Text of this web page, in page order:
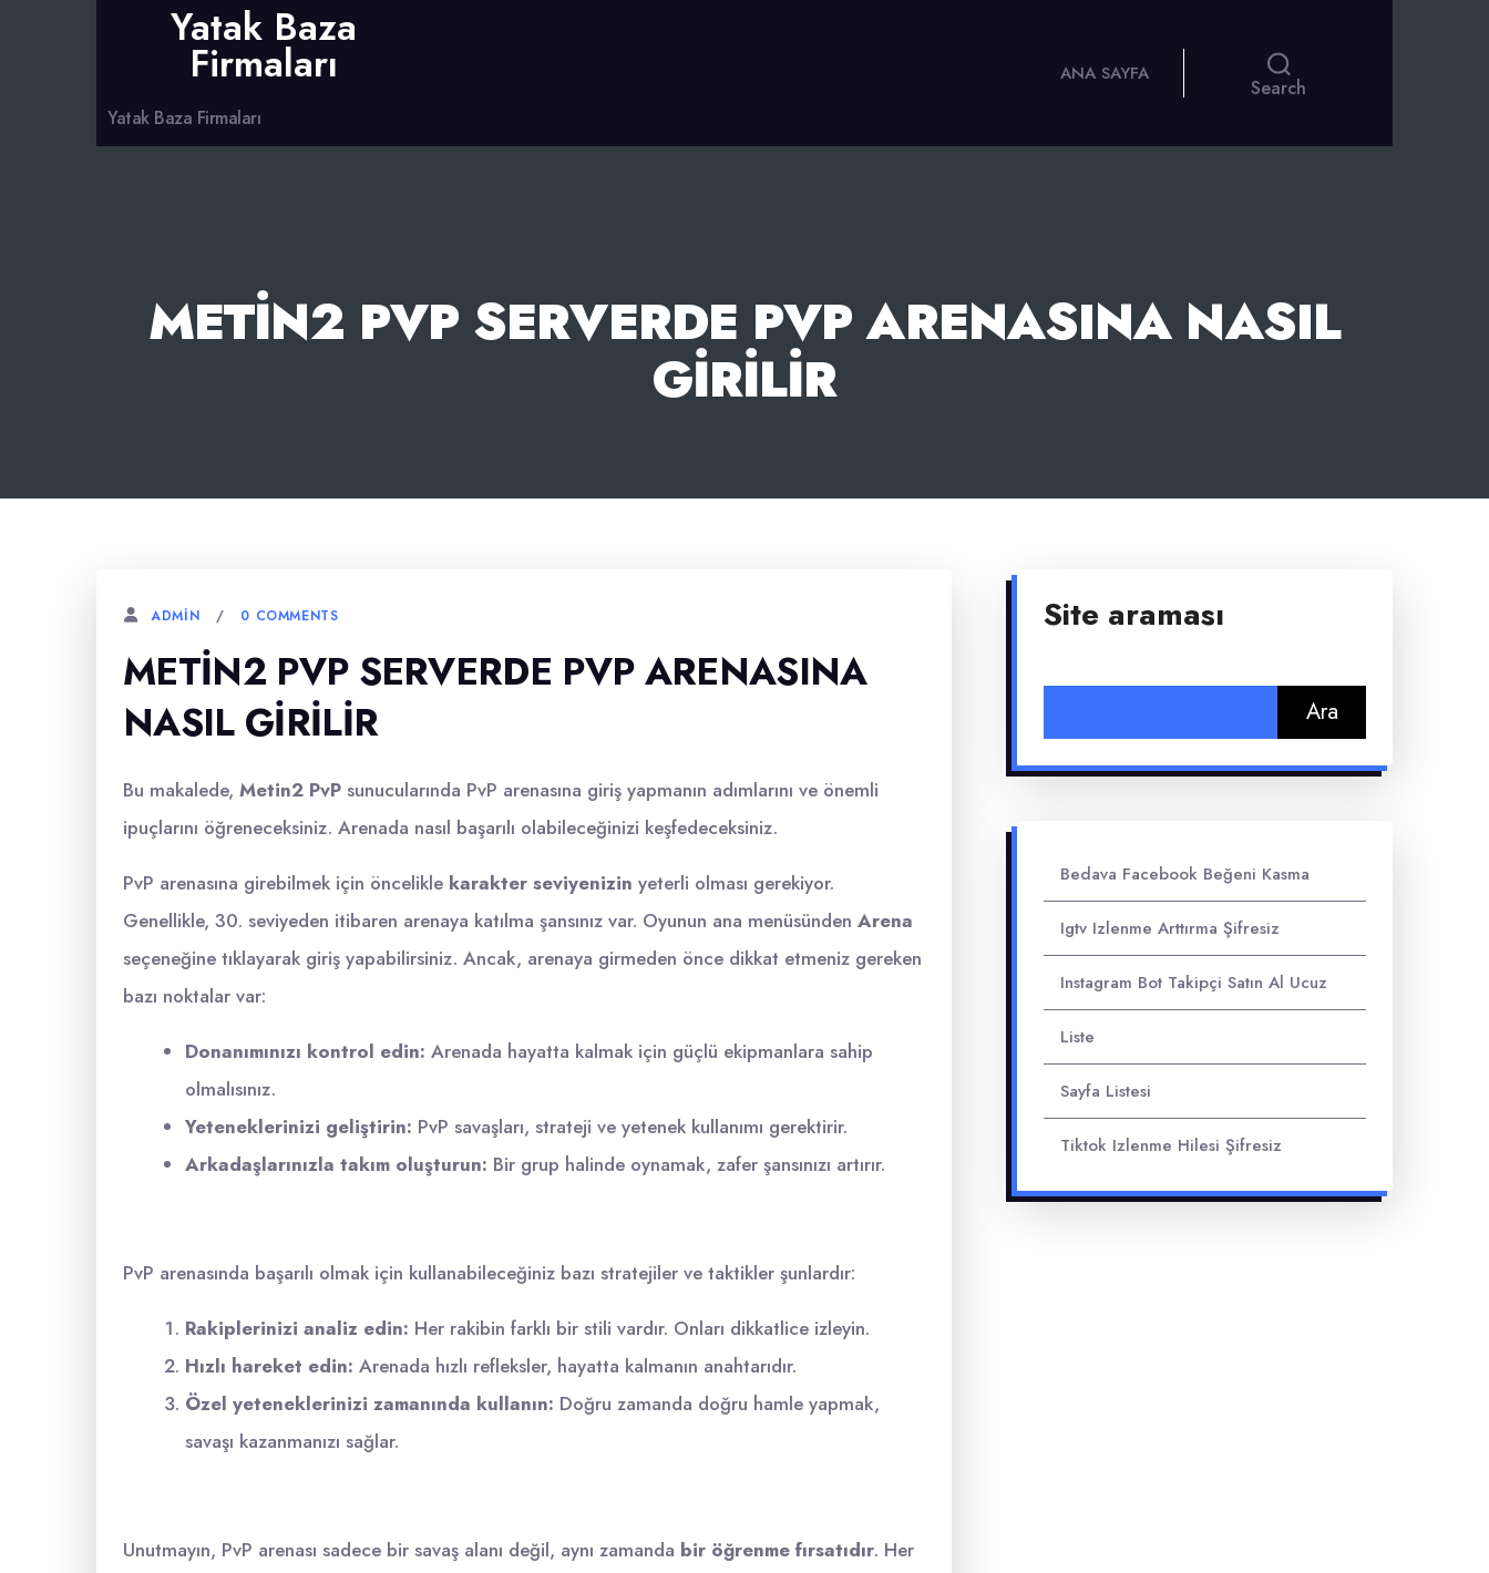
Yatak Baza
Firmaları
Yatak Baza Firmaları
ANA SAYFA
Search
METIN2 PVP SERVERDE PVP ARENASINA NASIL
GIRILIR
ADMIN 0 COMMENTS
METIN2 PVP SERVERDE PVP ARENASINA
NASIL GIRILIR
Bu makalede, Metin2 PvP sunucularında PvP arenasına giriş yapmanın adımlarını ve önemli
ipuçlarını öğreneceksiniz. Arenada nasıl başarılı olabileceğinizi keşfedeceksiniz.
PvP arenasına girebilmek için öncelikle karakter seviyenizin yeterli olması gerekiyor.
Genellikle, 30. seviyeden itibaren arenaya katılma şansınız var. Oyunun ana menüsünden Arena
seçeneğine tıklayarak giriş yapabilirsiniz. Ancak, arenaya girmeden önce dikkat etmeniz gereken
bazı noktalar var:
Donanımınızı kontrol edin: Arenada hayatta kalmak için güçlü ekipmanlara sahip
olmalısınız.
Yeteneklerinizi geliştirin: PvP savaşları, strateji ve yetenek kullanımı gerektirir.
Arkadaşlarınızla takım oluşturun: Bir grup halinde oynamak, zafer şansınızı artırır.
PvP arenasında başarılı olmak için kullanabileceğiniz bazı stratejiler ve taktikler şunlardır:
Rakiplerinizi analiz edin: Her rakibin farklı bir stili vardır. Onları dikkatlice izleyin.
Hızlı hareket edin: Arenada hızlı refleksler, hayatta kalmanın anahtarıdır.
Özel yeteneklerinizi zamanında kullanın: Doğru zamanda doğru hamle yapmak,
savaşı kazanmanızı sağlar.
Unutmayın, PvP arenası sadece bir savaş alanı değil, aynı zamanda bir öğrenme fırsatıdır. Her
Site araması
Bedava Facebook Beğeni Kasma
Igtv Izlenme Arttırma Şifresiz
Instagram Bot Takipçi Satın Al Ucuz
Liste
Sayfa Listesi
Tiktok Izlenme Hilesi Şifresiz